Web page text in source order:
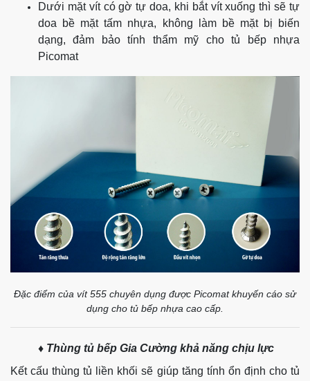
Dưới mặt vít có gờ tự doa, khi bắt vít xuống thì sẽ tự
doa bề mặt tấm nhựa, không làm bề mặt bị biến
dạng, đảm bảo tính thẩm mỹ cho tủ bếp nhựa
Picomat
Đặc điểm của vít 555 chuyên dụng được Picomat khuyến cáo sử
dụng cho tủ bếp nhựa cao cấp.
♦ Thùng tủ bếp Gia Cường khả năng chịu lực
Kết cấu thùng tủ liền khối sẽ giúp tăng tính ổn định cho tủ